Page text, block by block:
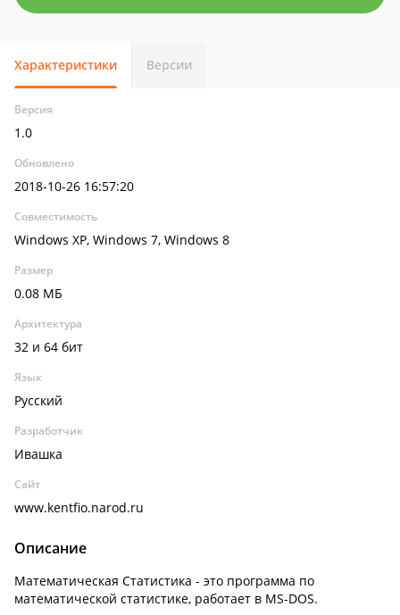
Характеристики Версии
Версия
1.0
Обновлено
2018-10-26 16:57:20
Совместимость
Windows XP, Windows 7, Windows 8
Размер
0.08 МБ
Архитектура
32 и 64 бит
Язык
Русский
Разработчик
Ивашка
Сайт
www.kentfio.narod.ru
Описание
Математическая Статистика - это программа по
математической статистике, работает в MS-DOS.